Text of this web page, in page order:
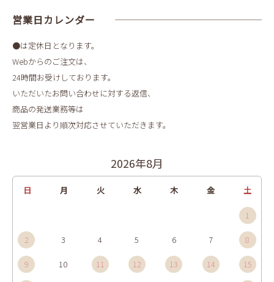
営業日カレンダー
●は定休日となります。
Webからのご注文は、
24時間お受けしております。
いただいたお問い合わせに対する返信、
商品の発送業務等は
翌営業日より順次対応させていただきます。
2026年8月
日 月 火 水 木 金 土
1
2 3 4 5 6 7 8
9 10 11 12 13 14 15